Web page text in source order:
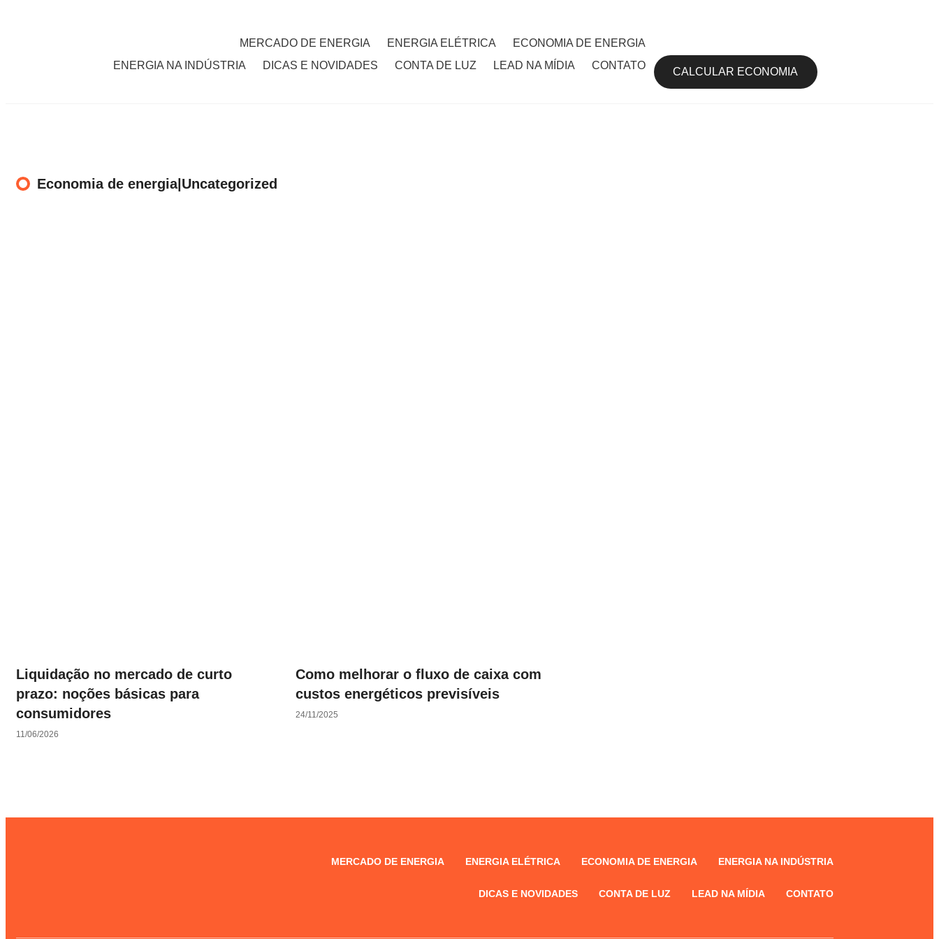
MERCADO DE ENERGIA ENERGIA ELÉTRICA
ECONOMIA DE ENERGIA
ENERGIA NA INDÚSTRIA
DICAS E NOVIDADES CONTA DE LUZ LEAD NA MÍDIA CONTATO
CALCULAR ECONOMIA
Economia de energia|Uncategorized
Liquidação no mercado de curto
prazo: noções básicas para
consumidores
11/06/2026
Como melhorar o fluxo de caixa com
custos energéticos previsíveis
24/11/2025
MERCADO DE ENERGIA ENERGIA ELÉTRICA ECONOMIA DE ENERGIA ENERGIA NA INDÚSTRIA
DICAS E NOVIDADES CONTA DE LUZ LEAD NA MÍDIA CONTATO